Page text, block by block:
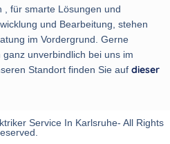
, für smarte Lösungen und
und Bearbeitung, stehen
im Vordergrund. Gerne
unverbindlich bei uns im
Standort finden Sie auf dieser
Service In Karlsruhe- All Rights